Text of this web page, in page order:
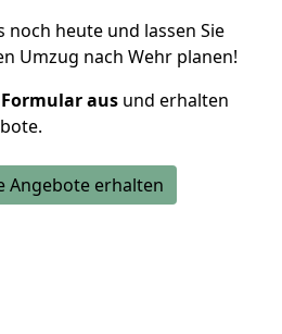
noch heute und lassen Sie
Umzug nach Wehr planen!
aus und erhalten
Angebote erhalten